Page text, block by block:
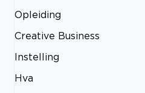
Opleiding
Creative Business
Instelling
Hva